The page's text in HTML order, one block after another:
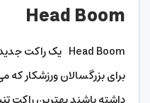
Head Boom
برای بزرگسالان ورزشکار